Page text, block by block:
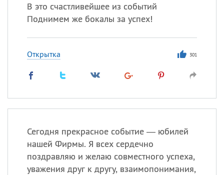
В это счастливейшее из событий
Поднимем же бокалы за успех!
Открытка 301
Сегодня прекрасное событие — юбилей
нашей Фирмы. Я всех сердечно
поздравляю и желаю совместного успеха,
уважения друг к другу, взаимопонимания,